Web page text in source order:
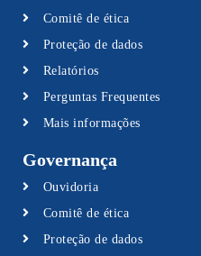
Comitê de ética
Proteção de dados
Relatórios
Perguntas Frequentes
Mais informações
Governança
Ouvidoria
Comitê de ética
Proteção de dados